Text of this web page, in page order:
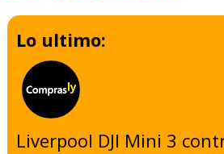
Lo ultimo:
Liverpool DJI Mini 3